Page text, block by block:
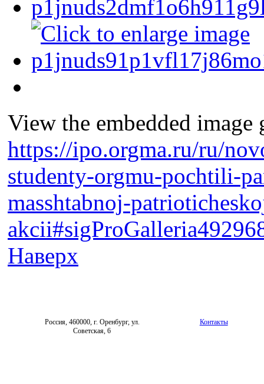
View the embedded
https://ipo.orgma.ru/ru/
studenty-orgmu-pochtili-
masshtabnoj-
Наверх
Россия, 460000, г. Оренбург, ул.
Советская, 6
Контакты